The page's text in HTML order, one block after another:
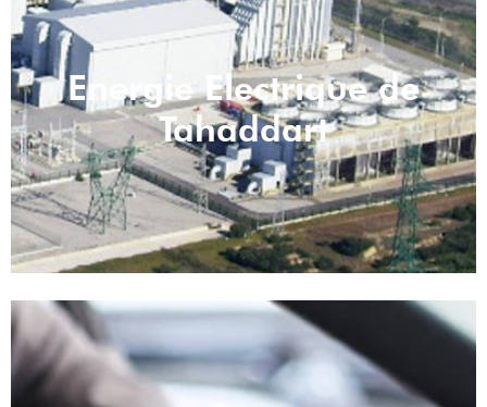
Energie Electrique de
Tahaddart